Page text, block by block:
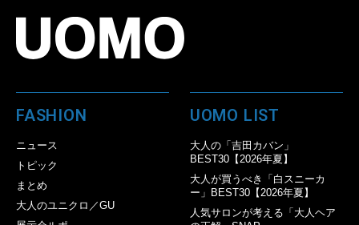
FASHION
ニュース
トピック
まとめ
大人のユニクロ／GU
UOMO LIST
大人の「吉田カバン」
BEST30【2026年夏】
大人が買うべき「白スニーカ
ー」BEST30【2026年夏】
人気サロンが考える「大人ヘア